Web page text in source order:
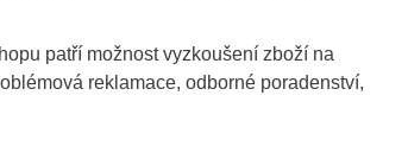
patří možnost vyzkoušení zboží na
reklamace, odborné poradenství,